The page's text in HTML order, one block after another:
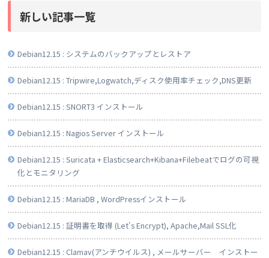
新しい記事一覧
Debian12.15 : システムのバックアップとレストア
Debian12.15 : Tripwire,Logwatch,ディスク使用率チェック,DNS更新
Debian12.15 : SNORT3 インストール
Debian12.15 : Nagios Server インストール
Debian12.15 : Suricata + Elasticsearch+Kibana+Filebeatでログの可視
化とモニタリング
Debian12.15 : MariaDB , WordPressインストール
Debian12.15 : 証明書を取得 (Let's Encrypt), Apache,Mail SSL化
Debian12.15 : Clamav(アンチウイルス) , メールサーバー インストー